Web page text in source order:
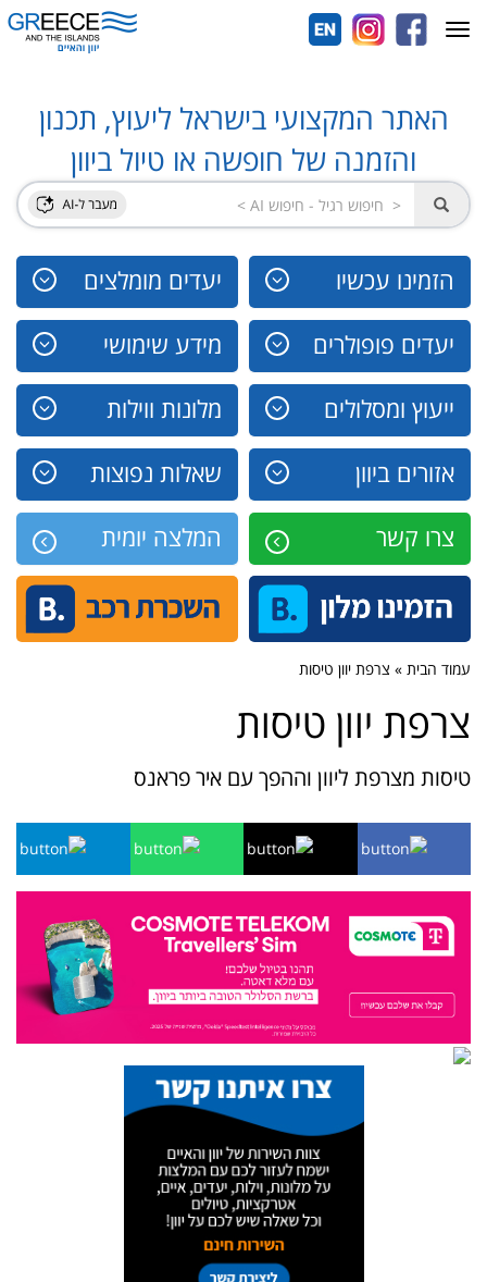
האתר המקצועי בישראל ליעוץ, תכנון
והזמנה של חופשה או טיול ביוון
הזמינו עכשיו יעדים מומלצים
יעדים פופולרים מידע שימושי
ייעוץ ומסלולים מלונות ווילות
אזורים ביוון שאלות נפוצות
צרו קשר המלצה יומית
Toggle
navigation
עמוד הבית » צרפת יוון טיסות
צרפת יוון טיסות
טיסות מצרפת ליוון וההפך עם איר פראנס